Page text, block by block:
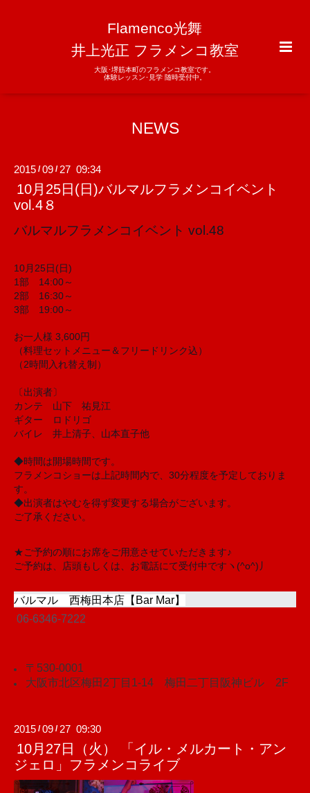
Flamenco光舞
井上光正 フラメンコ教室
大阪･堺筋本町のフラメンコ教室です。
体験レッスン･見学 随時受付中。
NEWS
2015 /09 / 27 09:34
10月25日(日)バルマルフラメンコイベント
vol.4８
バルマルフラメンコイベント vol.48
10月25日(日)
1部 14:00～
2部 16:30～
3部 19:00～
お一人様 3,600円
（料理セットメニュー＆フリードリンク込）
（2時間入れ替え制）
〔出演者〕
カンテ 山下 祐見江
ギター ロドリゴ
バイレ 井上清子、山本直子他
◆時間は開場時間です。
フラメンコショーは上記時間内で、30分程度を予定しておりま
す。
◆出演者はやむを得ず変更する場合がございます。
ご了承ください。
★ご予約の順にお席をご用意させていただきます♪
ご予約は、店頭もしくは、お電話にて受付中ですヽ(^o^)丿
バルマル 西梅田本店【Bar Mar】
06-6346-7222
〒530-0001
大阪市北区梅田2丁目1-14 梅田二丁目阪神ビル 2F
2015 /09 / 27 09:30
10月27日（火） 「イル・メルカート・アン
ジェロ」フラメンコライブ